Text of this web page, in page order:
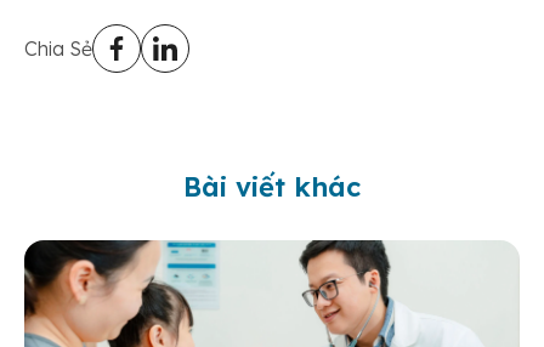
Chia Sẻ
Bài viết khác